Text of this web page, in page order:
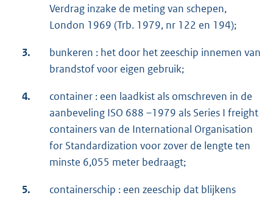
Verdrag inzake de meting van schepen,
London 1969 (Trb. 1979, nr 122 en 194);
3.
bunkeren : het door het zeeschip innemen van
brandstof voor eigen gebruik;
4.
container : een laadkist als omschreven in de
aanbeveling ISO 688 –1979 als Series I freight
containers van de International Organisation
for Standardization voor zover de lengte ten
minste 6,055 meter bedraagt;
5.
containerschip : een zeeschip dat blijkens